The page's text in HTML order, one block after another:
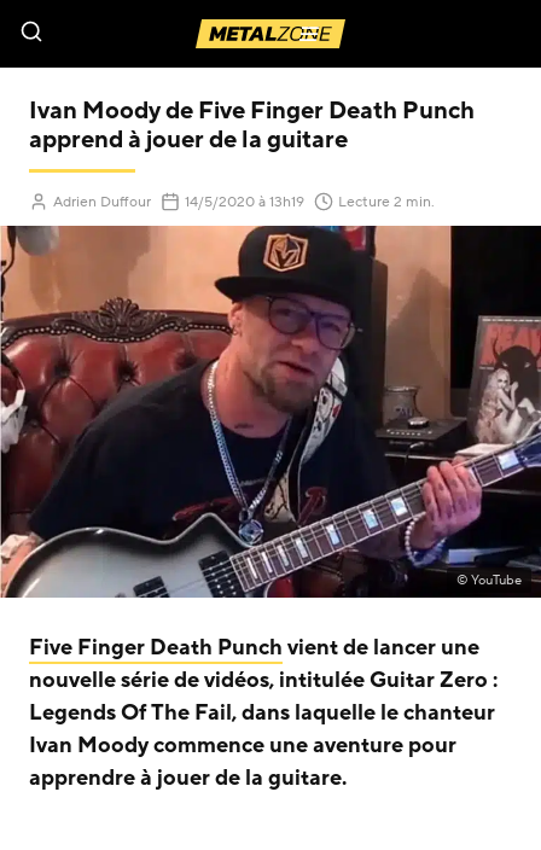
Menu
Ivan Moody de Five Finger Death Punch
apprend à jouer de la guitare
Adrien Duffour 14/5/2020(Mis à jour le )
à 13h19 Lecture 2 min.
© YouTube
Five Finger Death Punch vient de lancer une
nouvelle série de vidéos, intitulée Guitar Zero :
Legends Of The Fail, dans laquelle le chanteur
Ivan Moody commence une aventure pour
apprendre à jouer de la guitare.